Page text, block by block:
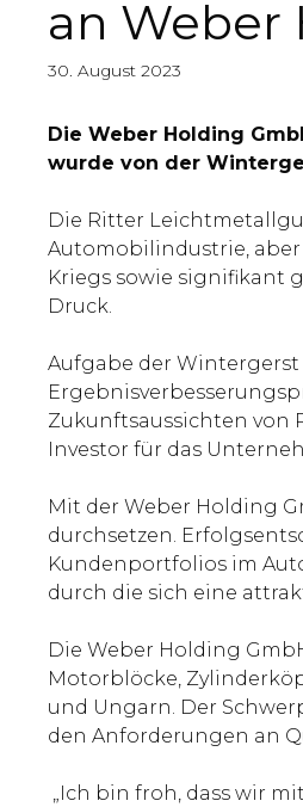
an Weber
30. August 2023
Die Weber Holding
wurde von der
Die Ritter
Automobilindustrie,
Kriegs sowie signifikant
Druck.
Aufgabe der
Zukunftsaussichten von
Investor für das
Mit der Weber Holding
durchsetzen.
Kundenportfolios im
durch die sich eine
Die Weber Holding
Motorblöcke,
und Ungarn. Der
den Anforderungen an
„Ich bin froh, dass wir